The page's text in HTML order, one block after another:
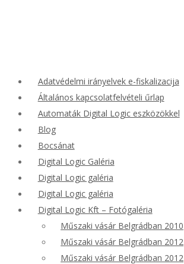
Adatvédelmi irányelvek e-fiskalizacija
Általános kapcsolatfelvételi űrlap
Automaták Digital Logic eszközökkel
Blog
Bocsánat
Digital Logic Galéria
Digital Logic galéria
Digital Logic galéria
Digital Logic Kft – Fotógaléria
Műszaki vásár Belgrádban 2010
Műszaki vásár Belgrádban 2012
Műszaki vásár Belgrádban 2012